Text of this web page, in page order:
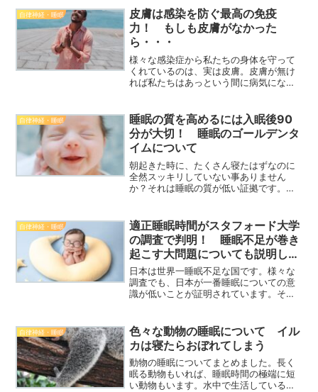
自律神経と睡眠の関係についてわかりや
すく解説していきます。
自律神経・睡眠
皮膚は感染を防ぐ最高の免疫
力！ もしも皮膚がなかった
ら・・・
様々な感染症から私たちの身体を守って
くれているのは、実は皮膚。皮膚が無け
れば私たちはあっという間に病気になっ
う？感染症対策で気を付けるべき対策に
ついて説明しました。
自律神経・睡眠
睡眠の質を高めるには入眠後90
分が大切！ 睡眠のゴールデンタ
イムについて
朝起きた時に、たくさん寝たはずなのに
全然スッキリしていない事ありません
か？それは睡眠の質が低い証拠です。睡
を解説しました。
自律神経・睡眠
適正睡眠時間がスタフォード大学
の調査で判明！ 睡眠不足が巻き
起こす大問題についても説明しま
した。
日本は世界一睡眠不足な国です。様々な
調査でも、日本が一番睡眠についての意
識が低いことが証明されています。そん
ょう。
自律神経・睡眠
色々な動物の睡眠について イル
カは寝たらおぼれてしまう
動物の睡眠についてまとめました。長く
眠る動物もいれば、睡眠時間の極端に短
い動物もいます。水中で生活しているイ